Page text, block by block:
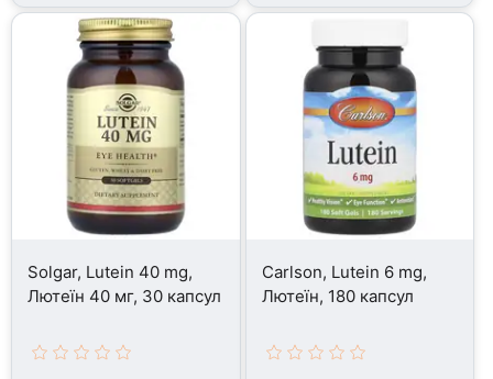
Solgar, Lutein 40 mg,
Лютеїн 40 мг, 30 капсул
Carlson, Lutein 6 mg,
Лютеїн, 180 капсул